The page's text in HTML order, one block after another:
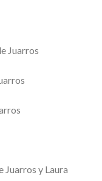
Juarros
Juarros y Laura